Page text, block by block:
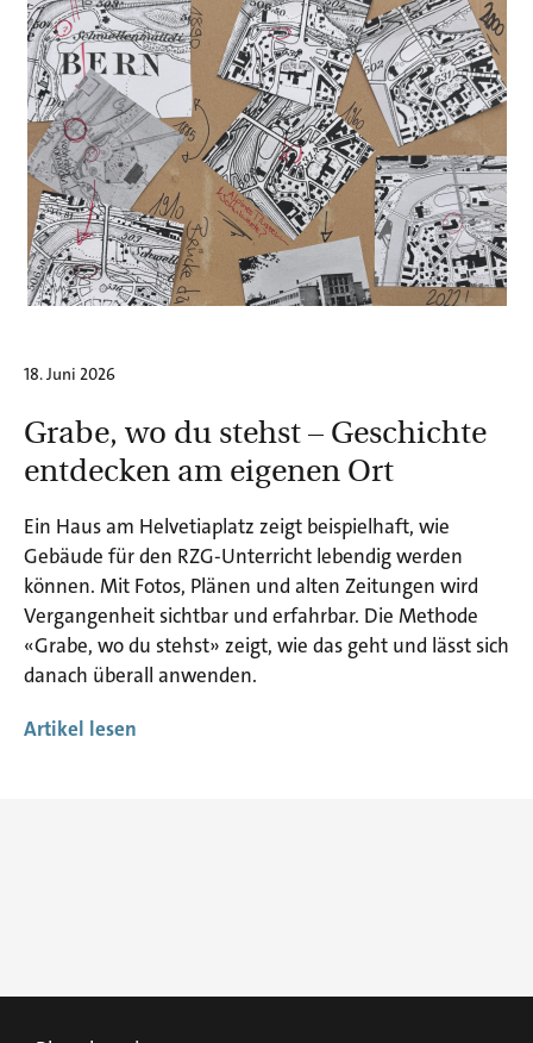
18. Juni 2026
Grabe, wo du stehst – Geschichte
entdecken am eigenen Ort
Ein Haus am Helvetiaplatz zeigt beispielhaft, wie
Gebäude für den RZG-Unterricht lebendig werden
können. Mit Fotos, Plänen und alten Zeitungen wird
Vergangenheit sichtbar und erfahrbar. Die Methode
«Grabe, wo du stehst» zeigt, wie das geht und lässt sich
danach überall anwenden.
Artikel lesen